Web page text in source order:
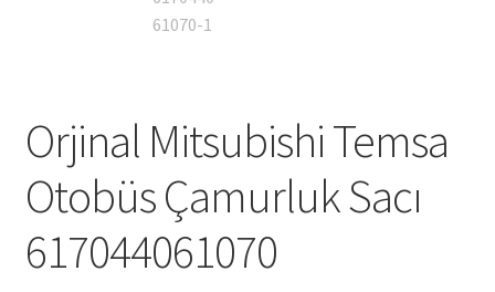
Orjinal Mitsubishi Temsa
Otobüs Çamurluk Sacı
617044061070